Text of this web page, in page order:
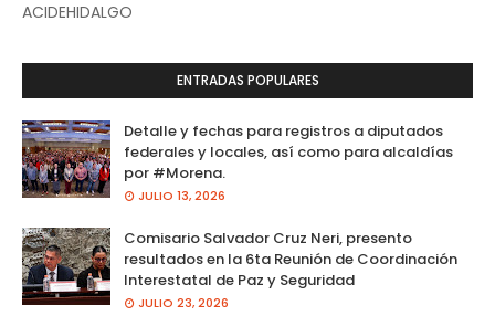
ACIDEHIDALGO
ENTRADAS POPULARES
Detalle y fechas para registros a diputados
federales y locales, así como para alcaldías
por #Morena.
JULIO 13, 2026
Comisario Salvador Cruz Neri, presento
resultados en la 6ta Reunión de Coordinación
Interestatal de Paz y Seguridad
JULIO 23, 2026